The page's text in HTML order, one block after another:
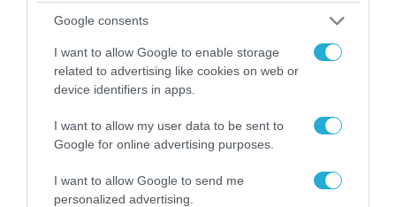
Google consents
I want to allow Google to enable storage
related to advertising like cookies on web or
device identifiers in apps.
I want to allow my user data to be sent to
Google for online advertising purposes.
I want to allow Google to send me
personalized advertising.
της με το σιδηροδρομικό δίκτυο
19.03.2024